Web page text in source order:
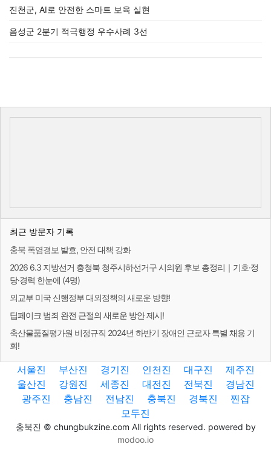
진천군, AI로 안전한 스마트 보육 실현
음성군 2분기 적극행정 우수사례 3선
최근 방문자 기록
충북 폭염경보 발효, 안전 대책 강화
2026 6.3 지방선거 충청북 청주시하선거구 시의원 후보 총정리｜기호·정
당·경력 한눈에 (4명)
외교부 미국 신행정부 대외정책의 새로운 방향!
딥페이크 범죄 완전 근절의 새로운 방안 제시!
축산물품질평가원 비정규직 2024년 하반기 장애인 근로자 특별 채용 기
회!
서울진 부산진 경기진 인천진 대구진
제주진
울산진
강원진 세종진 대전진 전북진
경남진
광주진
충남진 전남진 충북진 경북진
찐잡
모두진
충북진 © chungbukzine.com All rights reserved. powered by
modoo.io